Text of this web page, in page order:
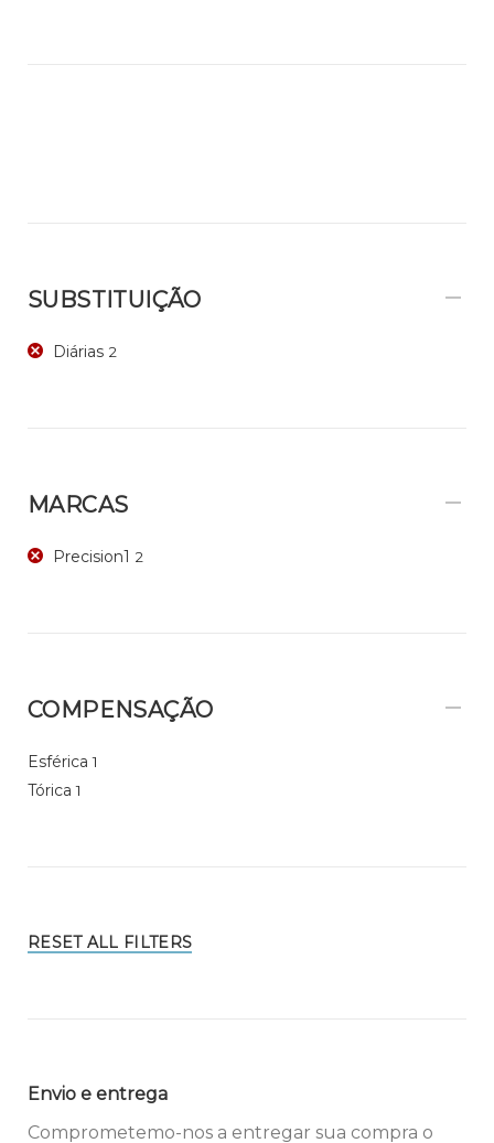
SUBSTITUIÇÃO
Diárias 2
MARCAS
Precision1 2
COMPENSAÇÃO
Esférica 1
Tórica 1
RESET ALL FILTERS
Envio e entrega
Comprometemo-nos a entregar sua compra o